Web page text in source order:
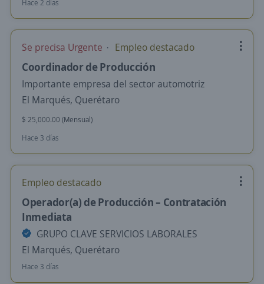
Hace 2 días
Se precisa Urgente Empleo destacado
Coordinador de Producción
Importante empresa del sector automotriz
El Marqués, Querétaro
$ 25,000.00 (Mensual)
Hace 3 días
Empleo destacado
Operador(a) de Producción – Contratación
Inmediata
GRUPO CLAVE SERVICIOS LABORALES
El Marqués, Querétaro
Hace 3 días